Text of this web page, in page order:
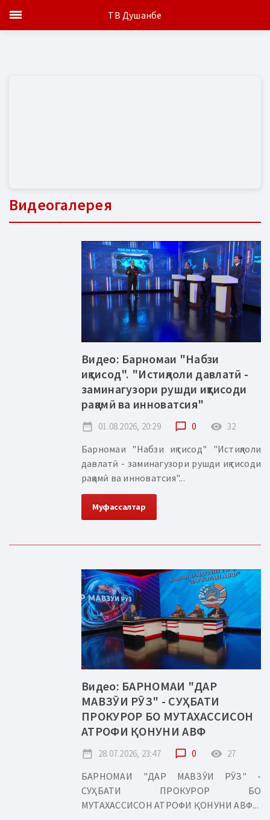
Видеогалерея
Видео: Барномаи "Набзи
иқтисод". "Истиқлоли давлатӣ -
заминагузори рушди иқтисоди
рақамӣ ва инноватсия"
date_range 01.08.2026, 20:29 chat_bubble_outline 0 remove_red_eye 32
Барномаи "Набзи иқтисод" "Истиқлоли
давлатӣ - заминагузори рушди иқтисоди
рақамӣ ва инноватсия"...
Муфассалтар
Видео: БАРНОМАИ "ДАР
МАВЗӮИ РӮЗ" - СУҲБАТИ
ПРОКУРОР БО МУТАХАССИСОН
АТРОФИ ҚОНУНИ АВФ
date_range 28.07.2026, 23:47 chat_bubble_outline 0 remove_red_eye 27
БАРНОМАИ "ДАР МАВЗӮИ РӮЗ" -
СУҲБАТИ ПРОКУРОР БО
МУТАХАССИСОН АТРОФИ ҚОНУНИ АВФ...
ТВ Душанбе